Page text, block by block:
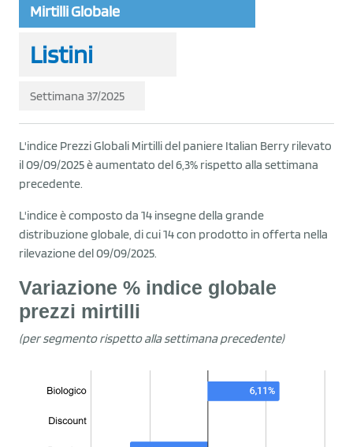
Mirtilli Globale
Listini
Settimana 37/2025
L'indice Prezzi Globali Mirtilli del paniere Italian Berry rilevato
il 09/09/2025 è aumentato del 6,3% rispetto alla settimana
precedente.
L'indice è composto da 14 insegne della grande
distribuzione globale, di cui 14 con prodotto in offerta nella
rilevazione del 09/09/2025.
Variazione % indice globale
prezzi mirtilli
(per segmento rispetto alla settimana precedente)